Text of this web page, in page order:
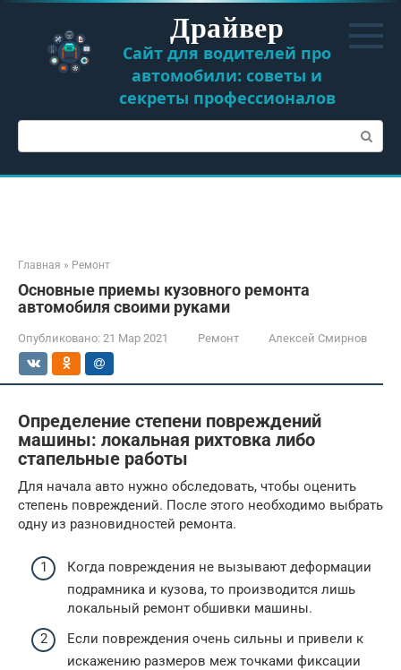
Перейти
контенту
Драйвер
Сайт для водителей про
автомобили: советы и
секреты профессионалов
Поиск:
Главная » Ремонт
Основные приемы кузовного ремонта
автомобиля своими руками
Опубликовано: 21 Мар 2021 Ремонт Алексей Смирнов
Определение степени повреждений
машины: локальная рихтовка либо
стапельные работы
Для начала авто нужно обследовать, чтобы оценить
степень повреждений. После этого необходимо выбрать
одну из разновидностей ремонта.
Когда повреждения не вызывают деформации
подрамника и кузова, то производится лишь
локальный ремонт обшивки машины.
Если повреждения очень сильны и привели к
искажению размеров меж точками фиксации